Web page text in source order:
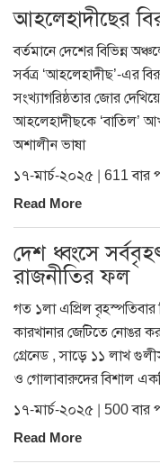
আহলেহাদীছের
বর্তমানে দেশের বিভিন্ন
সর্বত্র ‘আহলেহাদীছ’-এর
সংখ্যাগরিষ্ঠতার জোর
আহলেহাদীছকে ‘বাতিল’
অশালীন ভাষা
১৭-মার্চ-২০২৫ | 611 বার
Read More
দেশ ধ্বংসে
রাজনীতির ফল
গত ১লা এপ্রিল বৃহস্পতিবার
কারখানার জেটিতে নোঙর
গ্রেনেড , সাড়ে ১১ লাখ
ও গোলাবারুদের বিশাল
১৭-মার্চ-২০২৫ | 500 বার
Read More